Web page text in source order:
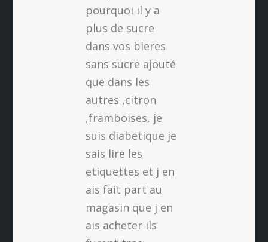
pourquoi il y a
plus de sucre
dans vos bieres
sans sucre ajouté
que dans les
autres ,citron
,framboises, je
suis diabetique je
sais lire les
etiquettes et j en
ais fait part au
magasin que j en
ais acheter ils